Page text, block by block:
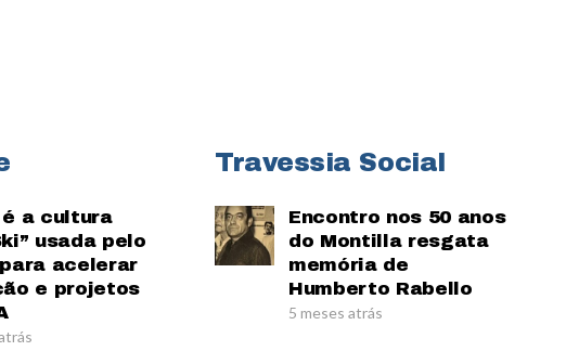
é a cultura
usada pelo
acelerar
e projetos
Travessia Social
Encontro nos 50 anos
do Montilla resgata
memória de
Humberto Rabello
5 meses atrás